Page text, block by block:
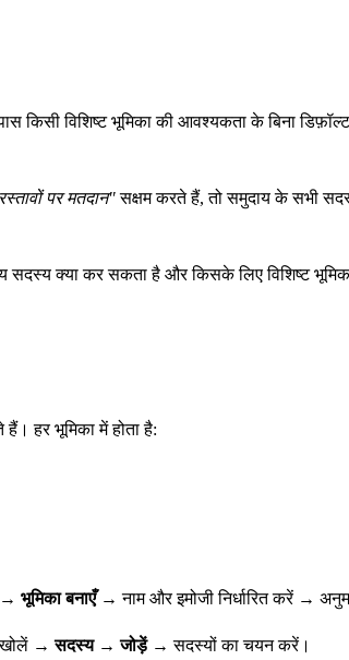
किसी विशिष्ट भूमिका की आवश्यकता के बिना
पर मतदान"सक्षम करते हैं, तो समुदाय के सभी
क्या कर सकता है और किसके लिए विशिष्ट
हर भूमिका में होता है:
भूमिका बनाएँ→ नाम और इमोजी निर्धारित करें →
खोलें →सदस्य → जोड़ें→ सदस्यों का चयन करें।